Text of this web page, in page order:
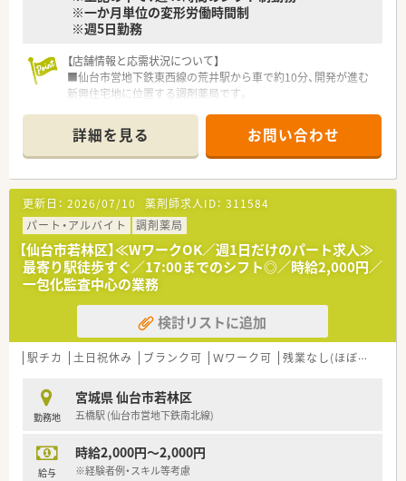
※一か月単位の変形労働時間制
※週5日勤務
【店舗情報と応需状況について】
■仙台市営地下鉄東西線の荒井駅から車で約10分、開発が進む
新興住宅地に位置する調剤薬局です。
のため専門性を高めることができます。
■処方箋は1日平均80枚、日曜は100枚程度で、薬剤師は常時4名
体制で業務にあたります。
【求人情報について】
■ご経験や能力を考慮し、年収450万円から550万円の範囲で優
遇されるため、高収入が期待できます。
■年間休日は120日以上あり、土曜日と他1日の完全週休2日制で
プライベートの時間も確保できます。
■世帯主の方には住宅手当を支給するほか、退職金制度や産休・
育休制度など福利厚生が充実しています。
【職場環境と雰囲気】
■管理薬剤師をはじめ20代から30代の若手スタッフが中心とな
って活躍しており、活気のある職場です。
効率的に業務へ取り組むことができます。
■門前のクリニックとは日頃から密に連携が取れており、疑義照
会などもスムーズに行える関係性です。
【法人特徴について】
■仙台市内に複数の調剤薬局を展開しており、地域に根差した医
詳細を見る お問い合わせ
更新日： 2026/07/10 薬剤師求人ID： 311584
パート・アルバイト
調剤薬局
【仙台市若林区】≪WワークOK／週1日だけのパート求人≫
最寄り駅徒歩すぐ／17:00までのシフト◎／時給2,000円／
一包化監査中心の業務
検討リストに追加
駅チカ 土日祝休み ブランク可 Ｗワーク可 残業なし(ほぼなし含む)
勤務地
宮城県 仙台市若林区
五橋駅 (仙台市営地下鉄南北線)
給与
時給2,000円～2,000円
※経験者例・スキル等考慮